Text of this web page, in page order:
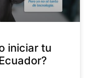
iniciar tu